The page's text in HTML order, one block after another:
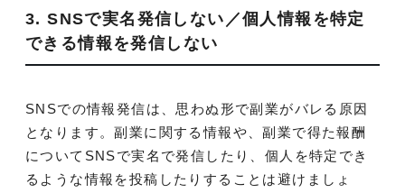
3. SNSで実名発信しない／個人情報を特定
できる情報を発信しない
SNSでの情報発信は、思わぬ形で副業がバレる原因
となります。副業に関する情報や、副業で得た報酬
についてSNSで実名で発信したり、個人を特定でき
るような情報を投稿したりすることは避けましょ